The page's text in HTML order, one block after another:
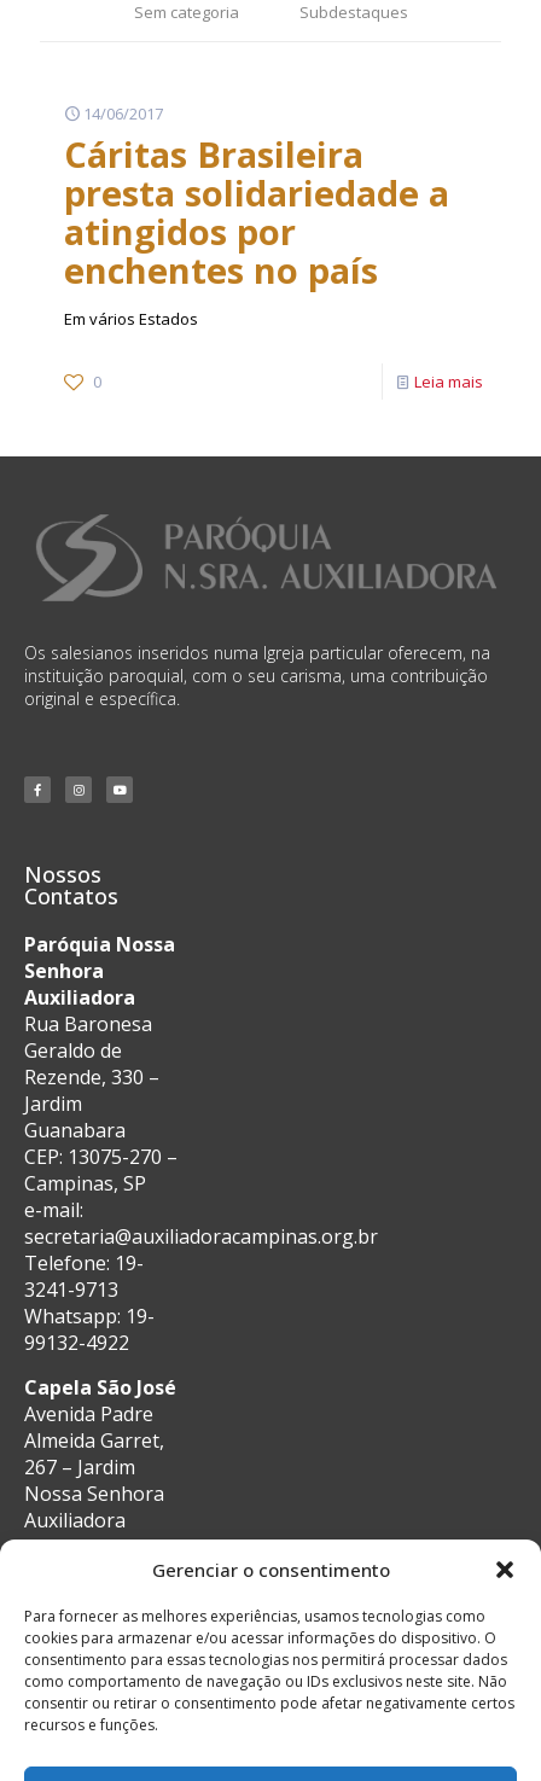
Gerenciar o consentimento
Para fornecer as melhores experiências, usamos tecnologias como
cookies para armazenar e/ou acessar informações do dispositivo. O
consentimento para essas tecnologias nos permitirá processar dados
como comportamento de navegação ou IDs exclusivos neste site. Não
consentir ou retirar o consentimento pode afetar negativamente certos
recursos e funções.
Sem categoria Subdestaques
14/06/2017
Cáritas Brasileira
presta solidariedade a
atingidos por
enchentes no país
Em vários Estados
0 Leia mais
Os salesianos inseridos numa Igreja particular oferecem, na
instituição paroquial, com o seu carisma, uma contribuição
original e específica.
Nossos
Contatos
Paróquia Nossa
Senhora
Auxiliadora
Rua Baronesa
Geraldo de
Rezende, 330 –
Jardim
Guanabara
CEP: 13075-270 –
Campinas, SP
e-mail:
secretaria@auxiliadoracampinas.org.br
Telefone: 19-
3241-9713
Whatsapp: 19-
99132-4922
Capela São José
Avenida Padre
Almeida Garret,
267 – Jardim
Nossa Senhora
Auxiliadora
CEP: 13087-29 –
secretaria@auxiliadoracampinas.org.br
Telefone: 19-
3241-9713
Whatsapp: 19-
99132-4922